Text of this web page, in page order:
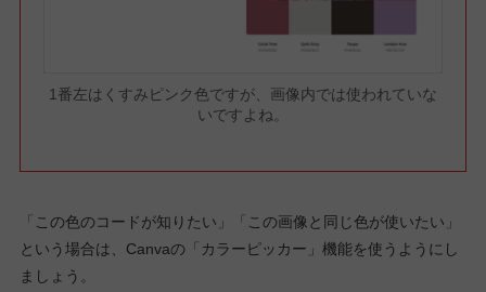
1番左はくすみピンク色ですが、画像内では使われていな
いですよね。
「この色のコードが知りたい」「この画像と同じ色が使いたい」
という場合は、Canvaの「カラーピッカー」機能を使うようにし
ましょう。